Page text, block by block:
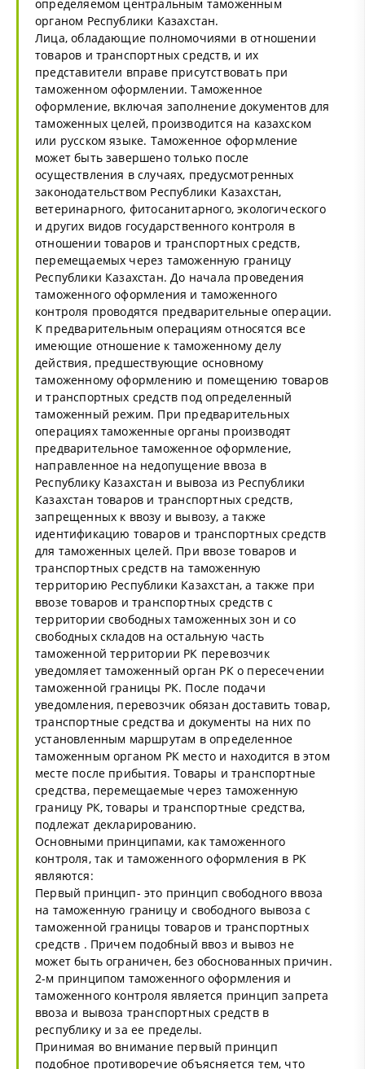
определяемом центральным таможенным
органом Республики Казахстан.
Лица, обладающие полномочиями в отношении
товаров и транспортных средств, и их
представители вправе присутствовать при
таможенном оформлении. Таможенное
оформление, включая заполнение документов для
таможенных целей, производится на казахском
или русском языке. Таможенное оформление
может быть завершено только после
осуществления в случаях, предусмотренных
законодательством Республики Казахстан,
ветеринарного, фитосанитарного, экологического
и других видов государственного контроля в
отношении товаров и транспортных средств,
перемещаемых через таможенную границу
Республики Казахстан. До начала проведения
таможенного оформления и таможенного
контроля проводятся предварительные операции.
К предварительным операциям относятся все
имеющие отношение к таможенному делу
действия, предшествующие основному
таможенному оформлению и помещению товаров
и транспортных средств под определенный
таможенный режим. При предварительных
операциях таможенные органы производят
предварительное таможенное оформление,
направленное на недопущение ввоза в
Республику Казахстан и вывоза из Республики
Казахстан товаров и транспортных средств,
запрещенных к ввозу и вывозу, а также
идентификацию товаров и транспортных средств
для таможенных целей. При ввозе товаров и
транспортных средств на таможенную
территорию Республики Казахстан, а также при
ввозе товаров и транспортных средств с
территории свободных таможенных зон и со
свободных складов на остальную часть
таможенной территории РК перевозчик
уведомляет таможенный орган РК о пересечении
таможенной границы РК. После подачи
уведомления, перевозчик обязан доставить товар,
транспортные средства и документы на них по
установленным маршрутам в определенное
таможенным органом РК место и находится в этом
месте после прибытия. Товары и транспортные
средства, перемещаемые через таможенную
границу РК, товары и транспортные средства,
подлежат декларированию.
Основными принципами, как таможенного
контроля, так и таможенного оформления в РК
являются:
Первый принцип- это принцип свободного ввоза
на таможенную границу и свободного вывоза с
таможенной границы товаров и транспортных
средств . Причем подобный ввоз и вывоз не
может быть ограничен, без обоснованных причин.
2-м принципом таможенного оформления и
таможенного контроля является принцип запрета
ввоза и вывоза транспортных средств в
республику и за ее пределы.
Принимая во внимание первый принцип
подобное противоречие объясняется тем, что